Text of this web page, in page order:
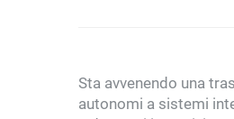
Sta avvenendo una
autonomi a sistemi